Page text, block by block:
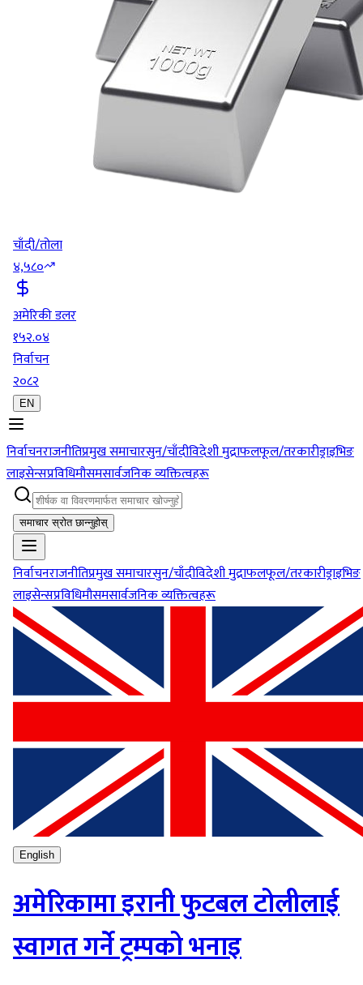
चाँदी/तोला
४,५८०
अमेरिकी डलर
१५२.०४
निर्वाचन
२०८२
EN
निर्वाचनराजनीतिप्रमुख समाचारसुन/चाँदीविदेशी मुद्राफलफूल/तरकारीड्राइभिङ
लाइसेन्सप्रविधिमौसमसार्वजनिक व्यक्तित्वहरू
समाचार स्रोत छान्नुहोस्
निर्वाचनराजनीतिप्रमुख समाचारसुन/चाँदीविदेशी मुद्राफलफूल/तरकारीड्राइभिङ
लाइसेन्सप्रविधिमौसमसार्वजनिक व्यक्तित्वहरू
English
अमेरिकामा इरानी फुटबल टोलीलाई
स्वागत गर्ने ट्रम्पको भनाइ